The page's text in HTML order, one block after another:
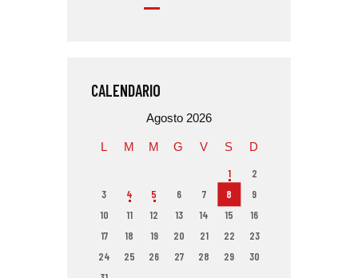
CALENDARIO
Agosto 2026
L M M G V S D
1
2
3
4 5 6 7 8
9
10
11 12 13 14 15
16
17
18 19 20 21 22
23
24
25 26 27 28 29
30